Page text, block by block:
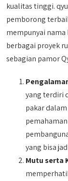
kualitas tinggi.
pemborong
mempunyai
berbagai proyek
sebagian pamor
yang terdiri
pakar
yang bisa
Mutu serta